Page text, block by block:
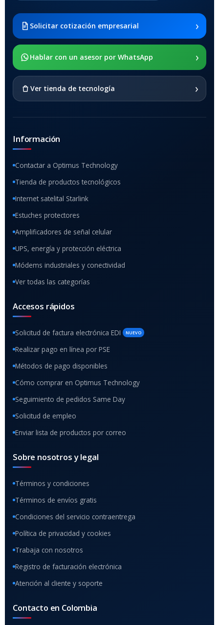
2021 SM-x200 / Samsung
Galaxy Tab A8 10.5 2021 SM-
x205
SOPORTE DE APOYO
Solicitar cotización empresarial ›
Hablar con un asesor por WhatsApp ›
Ver tienda de tecnología ›
Información
Contactar a Optimus Technology
Tienda de productos tecnológicos
Internet satelital Starlink
Estuches protectores
Amplificadores de señal celular
UPS, energía y protección eléctrica
Módems industriales y conectividad
Ver todas las categorías
Accesos rápidos
Solicitud de factura electrónica EDI NUEVO
Realizar pago en línea por PSE
Métodos de pago disponibles
Cómo comprar en Optimus Technology
Seguimiento de pedidos Same Day
Solicitud de empleo
Enviar lista de productos por correo
Sobre nosotros y legal
Términos y condiciones
Términos de envíos gratis
Condiciones del servicio contraentrega
Política de privacidad y cookies
Trabaja con nosotros
Registro de facturación electrónica
Atención al cliente y soporte
Contacto en Colombia